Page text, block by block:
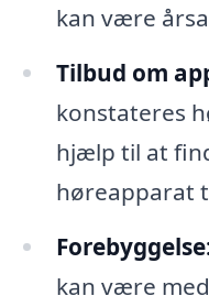
kan være
Tilbud om
konstateres
hjælp til at
høreapparat
kan være